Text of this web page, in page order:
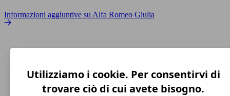
Informazioni aggiuntive su Alfa Romeo Giulia
Utilizziamo i cookie. Per consentirvi di
trovare ciò di cui avete bisogno.